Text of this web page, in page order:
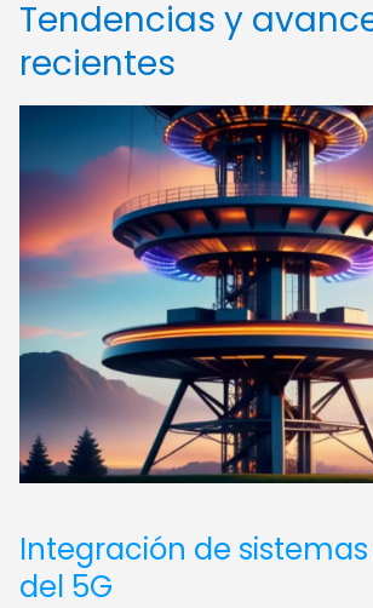
Tendencias y
recientes
Integración de
del 5G